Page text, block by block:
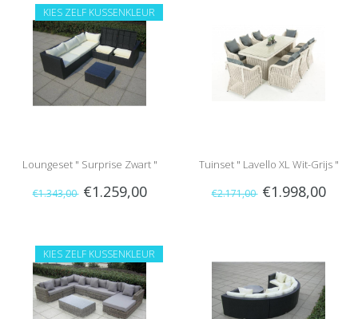
KIES ZELF KUSSENKLEUR
Loungeset " Surprise Zwart "
€1.343,00 €1.259,00
Tuinset " Lavello XL Wit-Grijs "
€2.171,00 €1.998,00
KIES ZELF KUSSENKLEUR